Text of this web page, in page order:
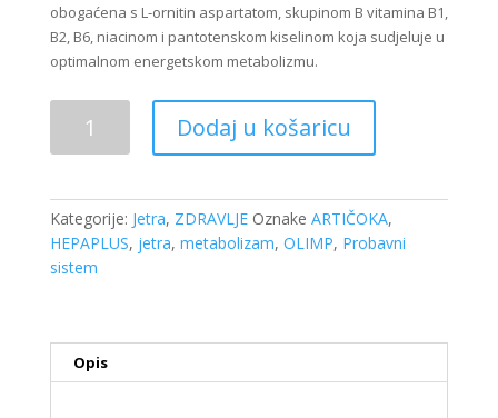
obogaćena s L-ornitin aspartatom, skupinom B vitamina B1,
B2, B6, niacinom i pantotenskom kiselinom koja sudjeluje u
optimalnom energetskom metabolizmu.
HEPAPLUS,
30
količina
Dodaj u košaricu
Kategorije: Jetra, ZDRAVLJE Oznake ARTIČOKA,
HEPAPLUS, jetra, metabolizam, OLIMP, Probavni
sistem
Opis